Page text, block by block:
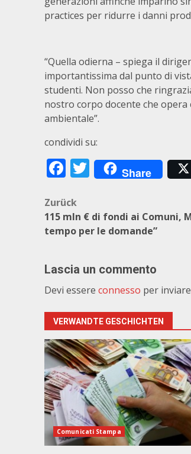
practices per ridurre i danni
“Quella odierna – spiega il
importantissima dal punto di
studenti. Non posso che
nostro corpo docente che
ambientale”.
condividi su:
Facebook
Twitter
Share
Beitragsnavigation
Zurück
115 mln € di fondi ai Comuni,
tempo per le domande”
Lascia un commento
Devi essere connesso per
VERWANDTE GESCHICHTEN
Comunicati Stampa